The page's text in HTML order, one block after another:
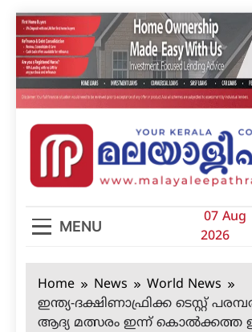
Skip
to
content
മലയാളിപത്രം
MENU
07 Aug
2026
Home News
World News
ഇന്ത്യ-ദക്ഷിണാഫ്രിക്ക ടെസ്റ്റ്
ആദ്യ മത്സരം ഇന്ന്